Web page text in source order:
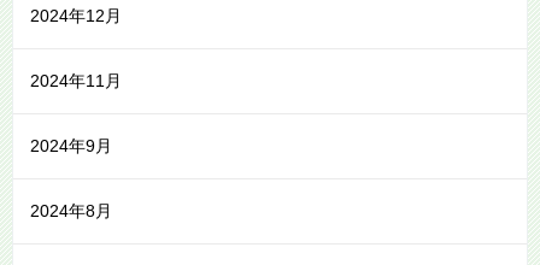
2024年12月
2024年11月
2024年9月
2024年8月